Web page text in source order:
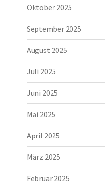
Oktober 2025
September 2025
August 2025
Juli 2025
Juni 2025
Mai 2025
April 2025
März 2025
Februar 2025